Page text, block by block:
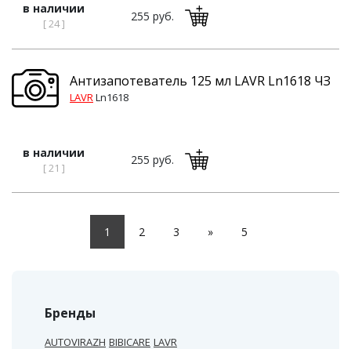
Бренды
AUTOVIRAZH BIBICARE LAVR
в наличии
[ 24 ]
255 руб.
Антизапотеватель 125 мл LAVR Ln1618 ЧЗ
LAVRLn1618
в наличии
[ 21 ]
255 руб.
1 2 3 » 5